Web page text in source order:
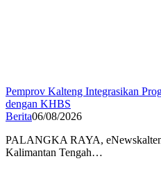
Pemprov Kalteng Integrasikan
dengan KHBS
Berita06/08/2026
PALANGKA RAYA,
Kalimantan Tengah…